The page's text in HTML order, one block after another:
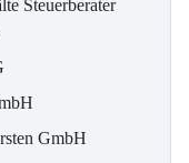
Steuerberater
GmbH